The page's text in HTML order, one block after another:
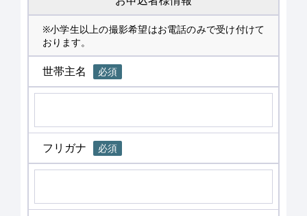
※小学生以上の撮影希望はお電話のみで受け付けて
おります。
世帯主名 必須
フリガナ 必須